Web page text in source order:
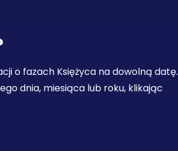
o fazach Księżyca na dowolną datę.
dnia, miesiąca lub roku, klikając